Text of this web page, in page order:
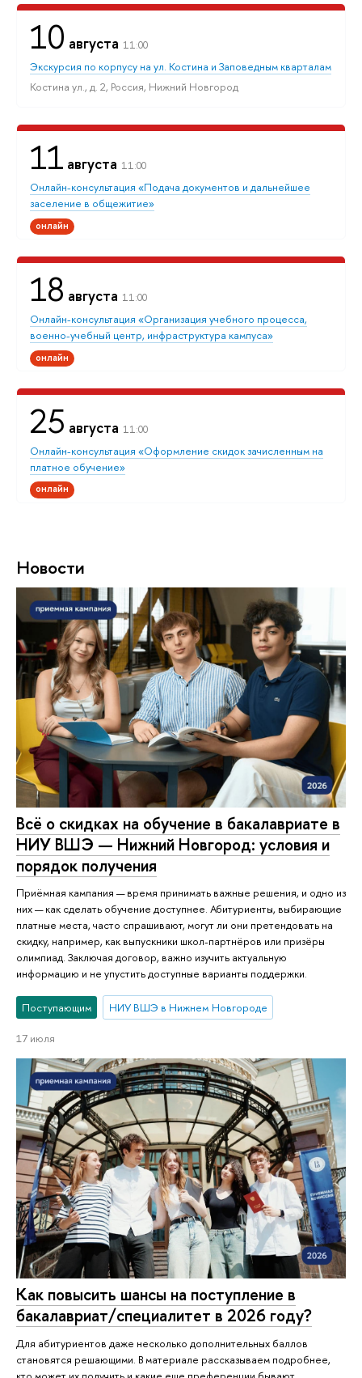
10 августа 11:00
Экскурсия по корпусу на ул. Костина и Заповедным кварталам
Костина ул., д. 2, Россия, Нижний Новгород
11 августа 11:00
Онлайн-консультация «Подача документов и дальнейшее
заселение в общежитие»
онлайн
18 августа 11:00
Онлайн-консультация «Организация учебного процесса,
военно-учебный центр, инфраструктура кампуса»
онлайн
25 августа 11:00
Онлайн-консультация «Оформление скидок зачисленным на
платное обучение»
онлайн
Новости
Всё о скидках на обучение в бакалавриате в
НИУ ВШЭ — Нижний Новгород: условия и
порядок получения
Приёмная кампания — время принимать важные решения, и одно из
них — как сделать обучение доступнее. Абитуриенты, выбирающие
платные места, часто спрашивают, могут ли они претендовать на
скидку, например, как выпускники школ-партнёров или призёры
олимпиад. Заключая договор, важно изучить актуальную
информацию и не упустить доступные варианты поддержки.
Поступающим НИУ ВШЭ в Нижнем Новгороде
17 июля
Как повысить шансы на поступление в
бакалавриат/специалитет в 2026 году?
Для абитуриентов даже несколько дополнительных баллов
становятся решающими. В материале рассказываем подробнее,